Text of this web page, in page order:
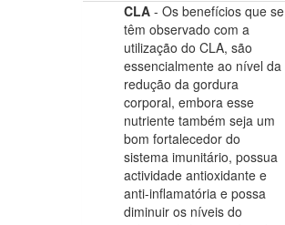
CLA - Os benefícios que se
têm observado com a
utilização do CLA, são
essencialmente ao nível da
redução da gordura
corporal, embora esse
nutriente também seja um
bom fortalecedor do
sistema imunitário, possua
actividade antioxidante e
anti-inflamatória e possa
diminuir os níveis do